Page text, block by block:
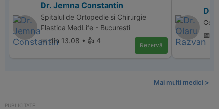
Dr. Jemna Constantin
Spitalul de Ortopedie si Chirurgie
Plastica MedLife - Bucuresti
📅 din 13.08 • 👍 4
Rezervă
Dr.
📅
Mai multi medici >